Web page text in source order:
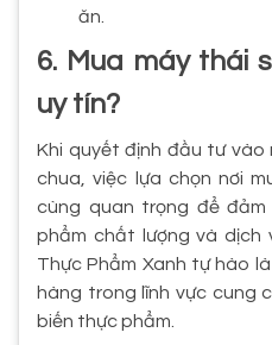
ăn.
6. Mua máy thái
uy tín?
Khi quyết định đầu tư vào
chua, việc lựa chọn nơi
cùng quan trọng để
phẩm chất lượng và dịch
Thực Phẩm Xanh tự hào
hàng trong lĩnh vực cung
biến thực phẩm.